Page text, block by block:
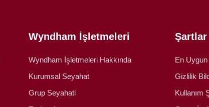
Wyndham İşletmeleri
Wyndham İşletmeleri Hakkında
Kurumsal Seyahat
Grup Seyahati
En
Gizlilik
Kullanım